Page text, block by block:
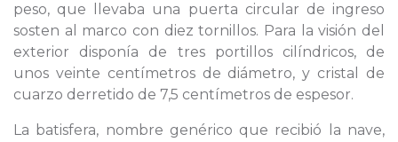
peso, que llevaba una puerta circular de ingreso
sosten al marco con diez tornillos. Para la visión del
exterior disponía de tres portillos cilíndricos, de
unos veinte centímetros de diámetro, y cristal de
cuarzo derretido de 7,5 centímetros de espesor.
La batisfera, nombre genérico que recibió la nave,